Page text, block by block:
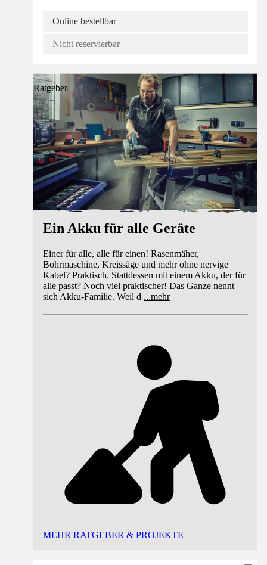
Online bestellbar
Nicht reservierbar
Ratgeber
Ein Akku für alle Geräte
Einer für alle, alle für einen! Rasenmäher,
Bohrmaschine, Kreissäge und mehr ohne nervige
Kabel? Praktisch. Stattdessen mit einem Akku, der für
alle passt? Noch viel praktischer! Das Ganze nennt
sich Akku-Familie. Weil d ...mehr
MEHR RATGEBER & PROJEKTE